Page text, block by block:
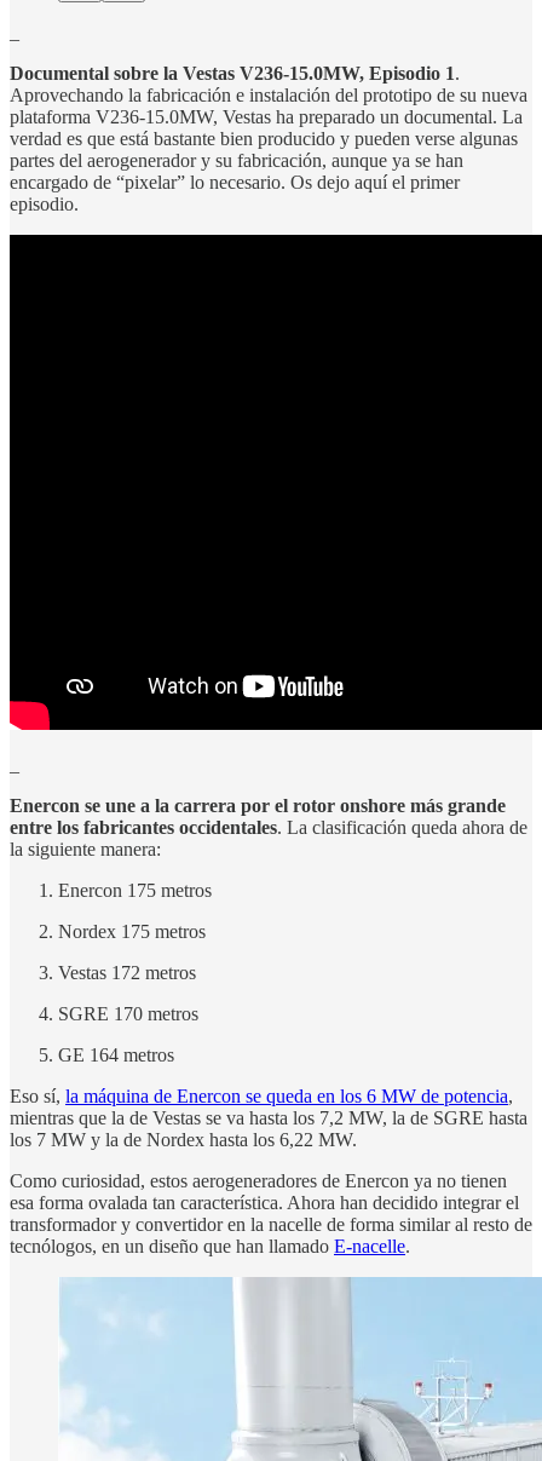
Documental sobre la Vestas V236-15.0MW, Episodio 1.
Aprovechando la fabricación e instalación del prototipo de su nueva
plataforma V236-15.0MW, Vestas ha preparado un documental. La
verdad es que está bastante bien producido y pueden verse algunas
partes del aerogenerador y su fabricación, aunque ya se han
encargado de “pixelar” lo necesario. Os dejo aquí el primer
episodio.
Enercon se une a la carrera por el rotor onshore más grande
entre los fabricantes occidentales. La clasificación queda ahora de
la siguiente manera:
Enercon 175 metros
Nordex 175 metros
Vestas 172 metros
SGRE 170 metros
GE 164 metros
Eso sí, la máquina de Enercon se queda en los 6 MW de potencia,
mientras que la de Vestas se va hasta los 7,2 MW, la de SGRE hasta
los 7 MW y la de Nordex hasta los 6,22 MW.
Como curiosidad, estos aerogeneradores de Enercon ya no tienen
esa forma ovalada tan característica. Ahora han decidido integrar el
transformador y convertidor en la nacelle de forma similar al resto de
tecnólogos, en un diseño que han llamado E-nacelle.